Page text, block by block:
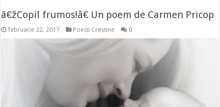
â€žCopil frumos!â€ Un poem de Carmen Pricop
februarie 22, 2017 Poezii Crestine 0